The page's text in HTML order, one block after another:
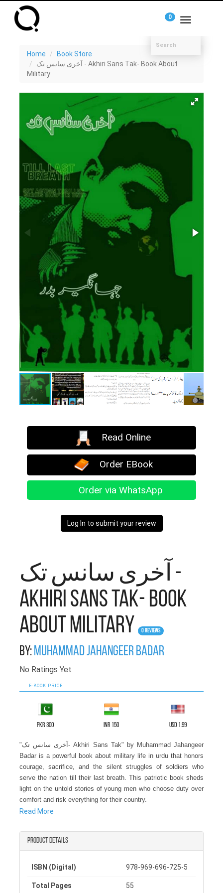
Toggle
0
Home
Book Store
آخری سانس تک - Akhiri Sans Tak- Book About
Military
Read Online
Order EBook
Order via WhatsApp
Log In to submit your review
آخری سانس تک -
Akhiri Sans Tak- Book
About Military
0 Reviews
By:Muhammad Jahangeer Badar
No Ratings Yet
E-BOOK PRICE
PKR 300 INR 150 USD 1.99
"آخری سانس تک- Akhiri Sans Tak" by Muhammad Jahangeer
Badar is a powerful book about military life in urdu that honors
courage, sacrifice, and the silent struggles of soldiers who
serve the nation till their last breath. This patriotic book sheds
light on the untold stories of young men who choose duty over
comfort and risk everything for their country.
who joins the forces, knowing the pain, discipline, and danger
that come with wearing the uniform. Through simple words and
is filled with sacrifice, patience, and bravery. It is not just a
Read More
Product details
ISBN (Digital) 978-969-696-725-5
Total Pages 55